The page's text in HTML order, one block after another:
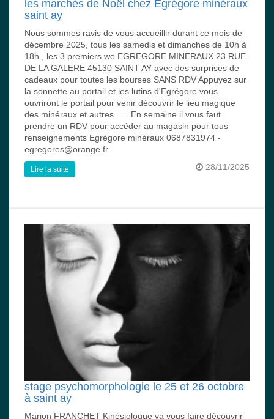
les marchés de Noël chez Egrégore minéraux
saint ay
Nous sommes ravis de vous accueillir durant ce mois de
décembre 2025, tous les samedis et dimanches de 10h à
18h , les 3 premiers we EGREGORE MINERAUX 23 RUE
DE LA GALERE 45130 SAINT AY avec des surprises de
cadeaux pour toutes les bourses SANS RDV Appuyez sur
la sonnette au portail et les lutins d'Egrégore vous
ouvriront le portail pour venir découvrir le lieu magique
des minéraux et autres...... En semaine il vous faut
prendre un RDV pour accéder au magasin pour tous
renseignements Egrégore minéraux 0687831974 -
egregores@orange.fr
28/11/2025
Lire la suite
stage psychomorphologie le 25 et 26 octobre
à saint ay
Marion FRANCHET Kinésiologue va vous faire découvrir